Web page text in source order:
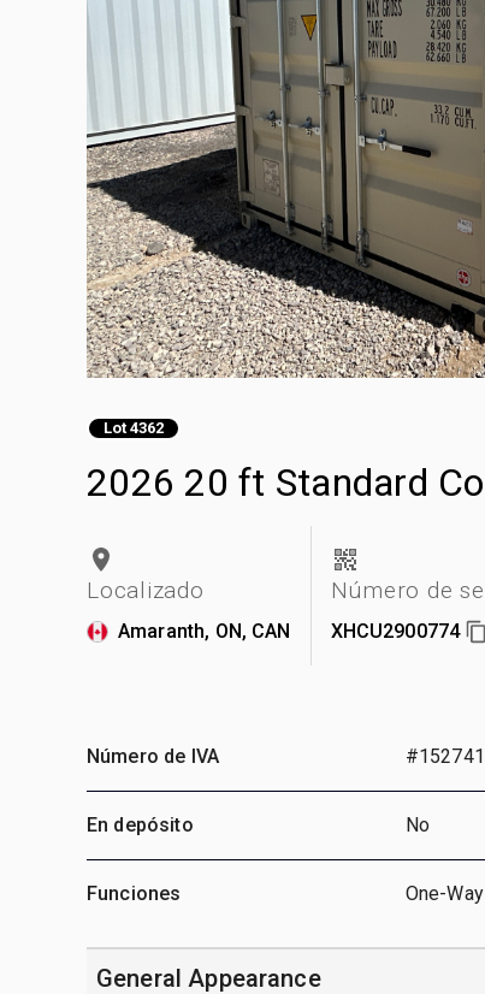
Lot 4362
2026 20 ft Standard
Localizado
Amaranth, ON, CAN
Número de
XHCU2900774
Número de IVA
En depósito No
Funciones One-Way
General Appearance